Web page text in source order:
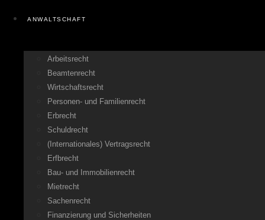
ANWALTSCHAFT
Arbeitsrecht
Beamtenrecht
Wirtschaftsrecht
Personen- und Familienrecht
Erbrecht
Schuldrecht
(Internationales) Vertragsrecht
Erfbrecht
Bau- und Immobilienrecht
Mietrecht
Sachenrecht
Finanzierung und Sicherheiten